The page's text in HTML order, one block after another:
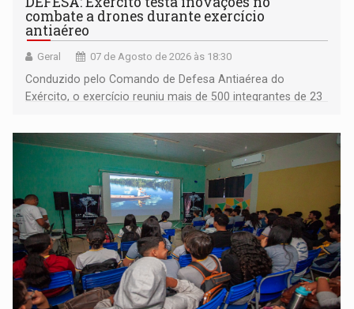
combate a drones durante exercício
antiaéreo
Geral 07 de Agosto de 2026 às 18:30
Conduzido pelo Comando de Defesa Antiaérea do
Exército, o exercício reuniu mais de 500 integrantes de 23